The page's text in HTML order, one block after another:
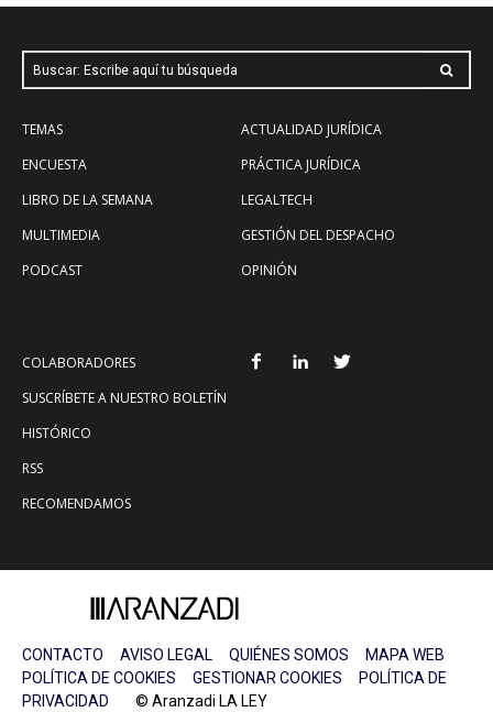
Buscar: Escribe aquí tu búsqueda
TEMAS
ENCUESTA
LIBRO DE LA SEMANA
MULTIMEDIA
PODCAST
ACTUALIDAD JURÍDICA
PRÁCTICA JURÍDICA
LEGALTECH
GESTIÓN DEL DESPACHO
OPINIÓN
COLABORADORES
SUSCRÍBETE A NUESTRO BOLETÍN
HISTÓRICO
RSS
RECOMENDAMOS
CONTACTO AVISO LEGAL QUIÉNES SOMOS
MAPA WEB
POLÍTICA DE COOKIES
GESTIONAR COOKIES
POLÍTICA DE
PRIVACIDAD © Aranzadi LA LEY